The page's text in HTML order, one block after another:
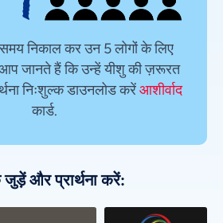
निकाल कर उन 5 लोगों के लिए
आप जानते हैं कि उन्हें यीशु की ज़रूरत
निःशुल्क डाउनलोड करेंआशीर्वाद
कार्ड.
और प्रार्थना करें: